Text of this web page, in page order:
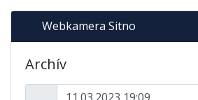
Webkamera Sitno
Archív